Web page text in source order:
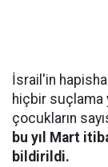
İsrail'in
hiçbir suçlama
çocukların
bu yıl Mart
bildirildi.